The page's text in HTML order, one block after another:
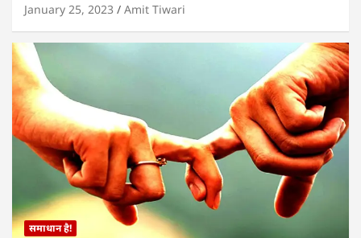
January 25, 2023 Amit Tiwari
समाधान है!